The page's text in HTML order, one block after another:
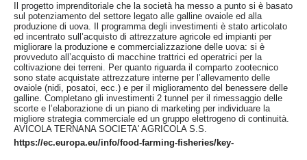
Il progetto imprenditoriale che la società ha messo a punto si è basato
sul potenziamento del settore legato alle galline ovaiole ed alla
produzione di uova. Il programma degli investimenti è stato articolato
ed incentrato sull’acquisto di attrezzature agricole ed impianti per
migliorare la produzione e commercializzazione delle uova: si è
provveduto all’acquisto di macchine trattrici ed operatrici per la
coltivazione dei terreni. Per quanto riguarda il comparto zootecnico
sono state acquistate attrezzature interne per l’allevamento delle
ovaiole (nidi, posatoi, ecc.) e per il miglioramento del benessere delle
galline. Completano gli investimenti 2 tunnel per il rimessaggio delle
scorte e l’elaborazione di un piano di marketing per individuare la
migliore strategia commerciale ed un gruppo elettrogeno di continuità.
AVICOLA TERNANA SOCIETA' AGRICOLA S.S.
https://ec.europa.eu/info/food-farming-fisheries/key-